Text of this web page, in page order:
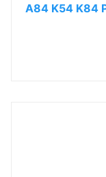
A84 K54 K84